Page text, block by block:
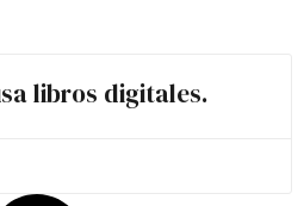
libros digitales.